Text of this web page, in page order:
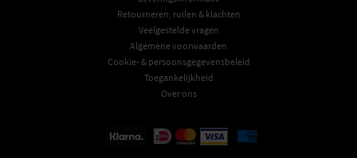
Retourneren, ruilen & klachten
Veelgestelde vragen
Algemene voorwaarden
Cookie- & persoonsgegevensbeleid
Toegankelijkheid
Over ons